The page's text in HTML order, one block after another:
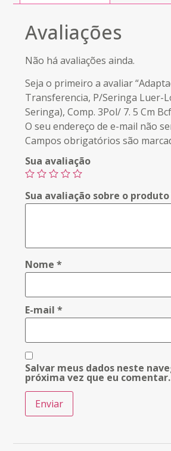
Avaliações
Não há avaliações ainda.
Seja o primeiro a avaliar
Transferencia, P/Seringa Luer-
Seringa), Comp. 3Pol/ 7. 5 Cm
O seu endereço de e-mail não
Campos obrigatórios são
Sua avaliação
Sua avaliação sobre o
Nome*
E-mail*
Salvar meus dados neste
próxima vez que eu comentar.